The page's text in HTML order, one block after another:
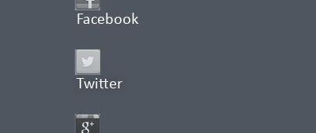
Facebook
Twitter